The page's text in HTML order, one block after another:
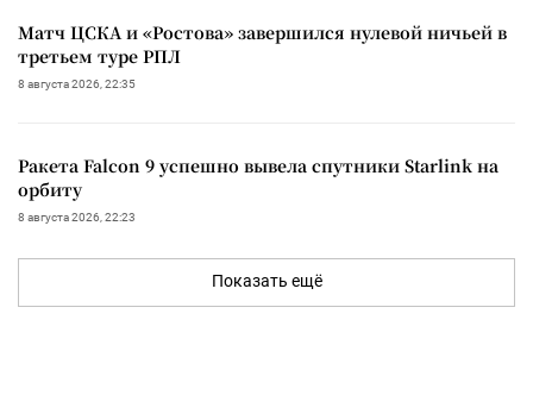
Матч ЦСКА и «Ростова» завершился нулевой ничьей в
третьем туре РПЛ
8 августа 2026, 22:35
Ракета Falcon 9 успешно вывела спутники Starlink на
орбиту
8 августа 2026, 22:23
Показать ещё